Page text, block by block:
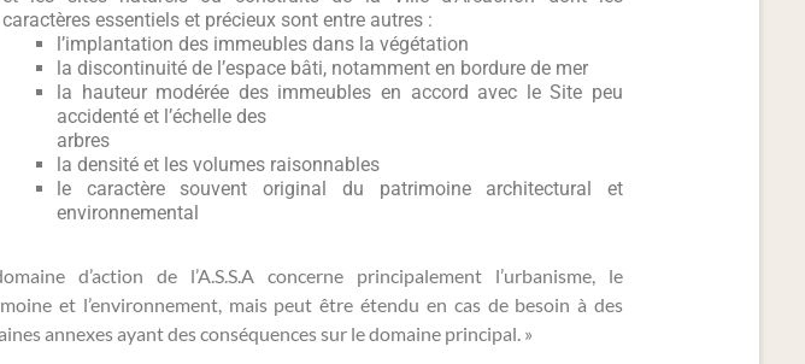
caractères essentiels et précieux sont entre autres :
l’implantation des immeubles dans la végétation
la discontinuité de l’espace bâti, notamment en bordure de mer
la hauteur modérée des immeubles en accord avec le Site peu
accidenté et l’échelle des
arbres
la densité et les volumes raisonnables
le caractère souvent original du patrimoine architectural et
environnemental
d’action de l’A.S.S.A concerne principalement l’urbanisme, le
et l’environnement, mais peut être étendu en cas de besoin à des
annexes ayant des conséquences sur le domaine principal. »